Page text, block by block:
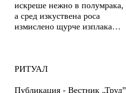
искреше нежно в полумрака,
а сред изкуствена роса
измислено щурче изплака…
РИТУАЛ
Публикация - Вестник „Труд”